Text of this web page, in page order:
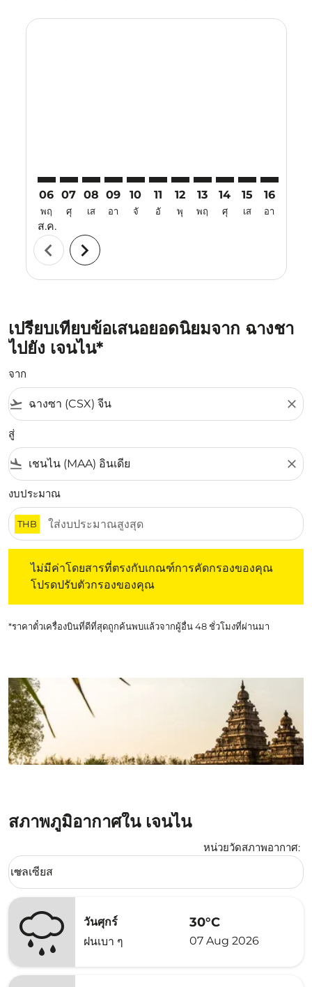
06
พฤ
ส.ค.
07
ศุ
08
เส
09
อา
10
จั
11
อั
12
พุ
13
พฤ
14
ศุ
15
เส
16
อา
chevron_left chevron_right
เปรียบเทียบข้อเสนอยอดนิยมจาก ฉางชา
ไปยัง เจนไน*
จาก
flight_takeoff close
สู่
flight_land close
งบประมาณ
THB
ไม่มีค่าโดยสารที่ตรงกับเกณฑ์การคัดกรองของคุณ
โปรดปรับตัวกรองของคุณ
*ราคาตั๋วเครื่องบินที่ดีที่สุดถูกค้นพบแล้วจากผู้อื่น 48 ชั่วโมงที่ผ่านมา
สภาพภูมิอากาศใน เจนไน
หน่วยวัดสภาพอากาศ:
Weather unit option เซลเซียส Selected
เซลเซียส
keyboard_arrow_down
วันศุกร์
ฝนเบา ๆ
30°C
07 Aug 2026